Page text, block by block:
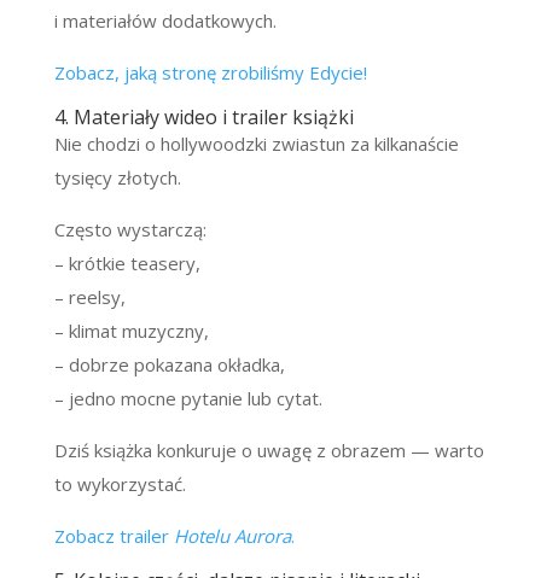
i materiałów dodatkowych.
Zobacz, jaką stronę zrobiliśmy Edycie!
4. Materiały wideo i trailer książki
Nie chodzi o hollywoodzki zwiastun za kilkanaście
tysięcy złotych.
Często wystarczą:
– krótkie teasery,
– reelsy,
– klimat muzyczny,
– dobrze pokazana okładka,
– jedno mocne pytanie lub cytat.
Dziś książka konkuruje o uwagę z obrazem — warto
to wykorzystać.
Zobacz trailer Hotelu Aurora.